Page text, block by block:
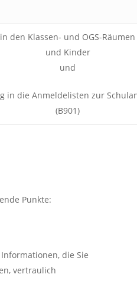
den Klassen- und OGS-
und Kinder
und
in die Anmeldelisten zur
(B901)
Punkte:
die Sie
vertraulich